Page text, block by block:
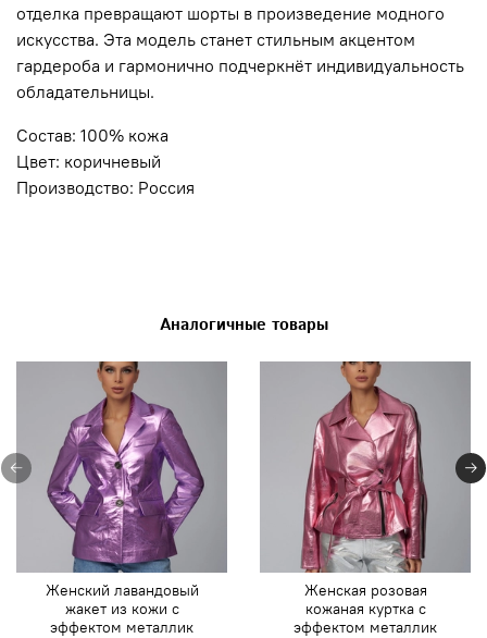
отделка превращают шорты в произведение модного
искусства. Эта модель станет стильным акцентом
гардероба и гармонично подчеркнёт индивидуальность
обладательницы.
Состав: 100% кожа
Цвет: коричневый
Производство: Россия
Аналогичные товары
Женский лавандовый
жакет из кожи с
эффектом металлик
Женская розовая
кожаная куртка с
эффектом металлик